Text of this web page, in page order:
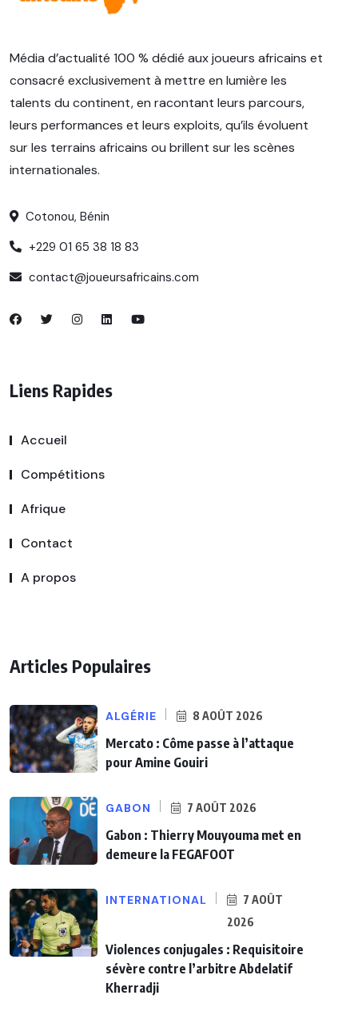
Média d’actualité 100 % dédié aux joueurs africains et
consacré exclusivement à mettre en lumière les
talents du continent, en racontant leurs parcours,
leurs performances et leurs exploits, qu’ils évoluent
sur les terrains africains ou brillent sur les scènes
internationales.
Cotonou, Bénin
+229 01 65 38 18 83
contact@joueursafricains.com
Liens Rapides
Accueil
Compétitions
Afrique
Contact
A propos
Articles Populaires
ALGÉRIE 8 AOÛT 2026
Mercato : Côme passe à l’attaque
pour Amine Gouiri
GABON 7 AOÛT 2026
Gabon : Thierry Mouyouma met en
demeure la FEGAFOOT
INTERNATIONAL
7 AOÛT
2026
Violences conjugales : Requisitoire
sévère contre l’arbitre Abdelatif
Kherradji